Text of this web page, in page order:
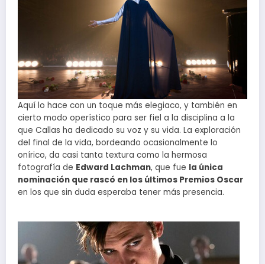
Aquí lo hace con un toque más elegiaco, y también en
cierto modo operístico para ser fiel a la disciplina a la
que Callas ha dedicado su voz y su vida. La exploración
del final de la vida, bordeando ocasionalmente lo
onírico, da casi tanta textura como la hermosa
fotografía de Edward Lachman, que fue la única
nominación que rascó en los últimos Premios Oscar
en los que sin duda esperaba tener más presencia.